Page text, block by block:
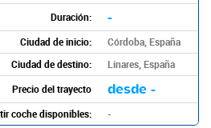
Duración: -
Ciudad de inicio:
Córdoba, España
Ciudad de destino:
Linares, España
Precio del trayecto
desde -
coche disponibles: -